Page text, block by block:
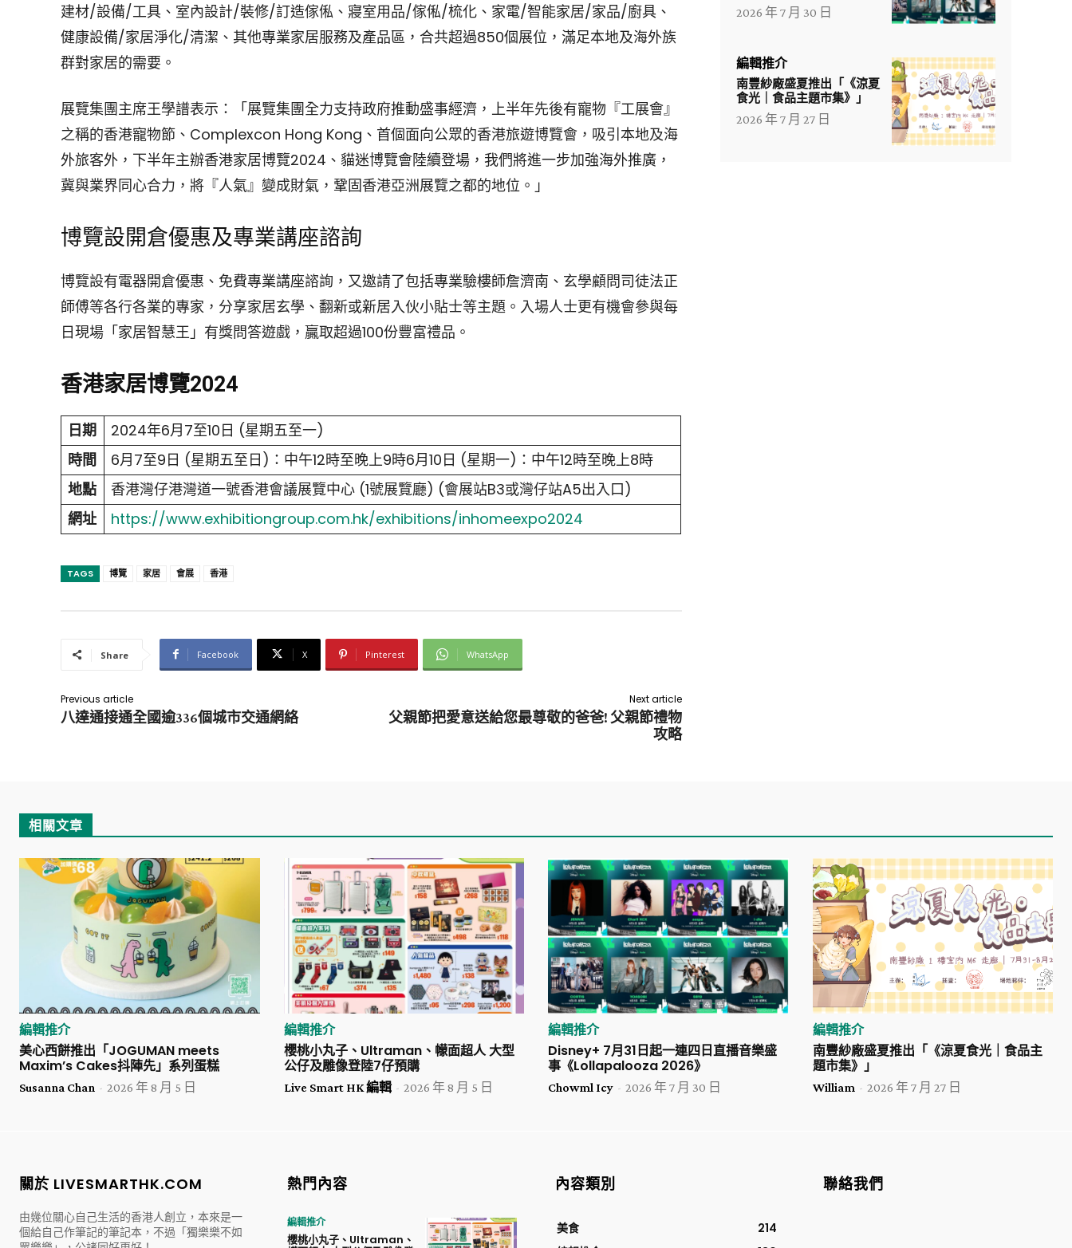
建材/設備/工具、室內設計/裝修/訂造傢俬、寢室用品/傢俬/梳化、家電/智能家居/家品/廚具、
健康設備/家居淨化/清潔、其他專業家居服務及產品區，合共超過850個展位，滿足本地及海外族
群對家居的需要。
展覽集團主席王學譜表示：「展覽集團全力支持政府推動盛事經濟，上半年先後有寵物『工展會』
之稱的香港寵物節、Complexcon Hong Kong、首個面向公眾的香港旅遊博覽會，吸引本地及海
外旅客外，下半年主辦香港家居博覽2024、貓迷博覽會陸續登場，我們將進一步加強海外推廣，
冀與業界同心合力，將『人氣』變成財氣，鞏固香港亞洲展覽之都的地位。」
博覽設開倉優惠及專業講座諮詢
博覽設有電器開倉優惠、免費專業講座諮詢，又邀請了包括專業驗樓師詹濟南、玄學顧問司徒法正
師傅等各行各業的專家，分享家居玄學、翻新或新居入伙小貼士等主題。入場人士更有機會參與每
日現場「家居智慧王」有獎問答遊戲，贏取超過100份豐富禮品。
香港家居博覽2024
日期
2024年6月7至10日 (星期五至一)
時間
6月7至9日 (星期五至日)：中午12時至晚上9時6月10日 (星期一)：中午12時至晚上8時
地點
香港灣仔港灣道一號香港會議展覽中心 (1號展覽廳) (會展站B3或灣仔站A5出入口)
網址
https://www.exhibitiongroup.com.hk/exhibitions/inhomeexpo2024
TAGS 博覽 家居 會展 香港
Share Facebook X Pinterest WhatsApp
Previous article
八達通接通全國逾336個城市交通網絡
Next article
父親節把愛意送給您最尊敬的爸爸! 父親節禮物
攻略
2026 年 7 月 30 日
編輯推介
南豐紗廠盛夏推出「《涼夏
食光｜食品主題市集》」
2026 年 7 月 27 日
相關文章
編輯推介
美心西餅推出「JOGUMAN meets
Maxim’s Cakes抖陣先」系列蛋糕
Susanna Chan - 2026 年 8 月 5 日
編輯推介
櫻桃小丸子、Ultraman、幪面超人 大型
公仔及雕像登陸7仔預購
Live Smart HK 編輯 - 2026 年 8 月 5 日
編輯推介
Disney+ 7月31日起一連四日直播音樂盛
事《Lollapalooza 2026》
Chowml Icy - 2026 年 7 月 30 日
編輯推介
南豐紗廠盛夏推出「《涼夏食光｜食品主
題市集》」
William - 2026 年 7 月 27 日
關於 LIVESMARTHK.COM
由幾位關心自己生活的香港人創立，本來是一
個給自己作筆記的筆記本，不過「獨樂樂不如
熱門內容
編輯推介
櫻桃小丸子、Ultraman、
內容類別
美食
214
聯絡我們